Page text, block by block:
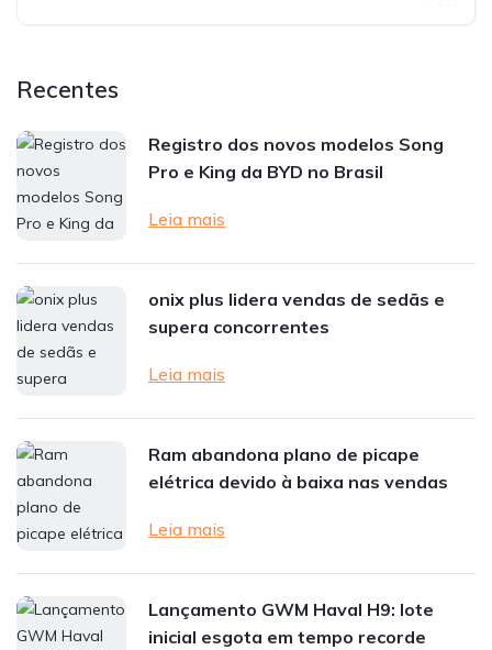
Recentes
Registro dos novos modelos Song
Pro e King da BYD no Brasil
Leia mais
onix plus lidera vendas de sedãs e
supera concorrentes
Leia mais
Ram abandona plano de picape
elétrica devido à baixa nas vendas
Leia mais
Lançamento GWM Haval H9: lote
inicial esgota em tempo recorde